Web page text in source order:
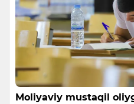
Moliyaviy mustaqil